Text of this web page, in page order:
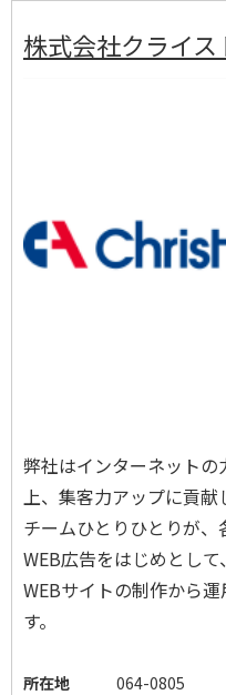
株式会社クライ
弊社はインターネット
上、集客力アップに貢献
チームひとりひとりが、
WEB広告をはじめとして
WEBサイトの制作から
す。
所在地
064-0805